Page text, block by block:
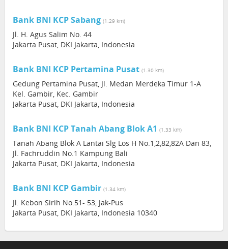
Bank BNI KCP Sabang (1.29 km)
Jl. H. Agus Salim No. 44
Jakarta Pusat, DKI Jakarta, Indonesia
Bank BNI KCP Pertamina Pusat (1.30 km)
Gedung Pertamina Pusat, Jl. Medan Merdeka Timur 1-A
Kel. Gambir, Kec. Gambir
Jakarta Pusat, DKI Jakarta, Indonesia
Bank BNI KCP Tanah Abang Blok A1 (1.33 km)
Tanah Abang Blok A Lantai Slg Los H No.1,2,82,82A Dan 83,
Jl. Fachruddin No.1 Kampung Bali
Jakarta Pusat, DKI Jakarta, Indonesia
Bank BNI KCP Gambir (1.34 km)
Jl. Kebon Sirih No.51- 53, Jak-Pus
Jakarta Pusat, DKI Jakarta, Indonesia 10340